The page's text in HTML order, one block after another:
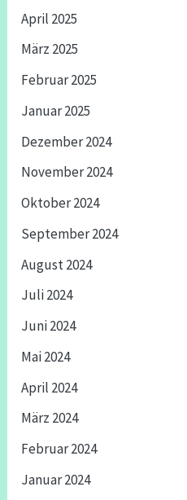
April 2025
März 2025
Februar 2025
Januar 2025
Dezember 2024
November 2024
Oktober 2024
September 2024
August 2024
Juli 2024
Juni 2024
Mai 2024
April 2024
März 2024
Februar 2024
Januar 2024